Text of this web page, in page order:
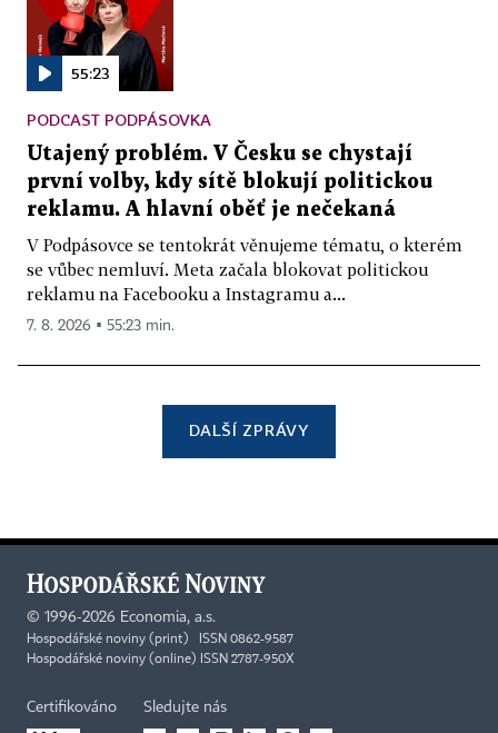
55:23
PODCAST PODPÁSOVKA
Utajený problém. V Česku se chystají
první volby, kdy sítě blokují politickou
reklamu. A hlavní oběť je nečekaná
V Podpásovce se tentokrát věnujeme tématu, o kterém
se vůbec nemluví. Meta začala blokovat politickou
reklamu na Facebooku a Instagramu a...
7. 8. 2026 ▪ 55:23 min.
DALŠÍ ZPRÁVY
© 1996-2026 Economia, a.s.
Hospodářské noviny (print) ISSN 0862-9587
Hospodářské noviny (online) ISSN 2787-950X
Certifikováno Sledujte nás